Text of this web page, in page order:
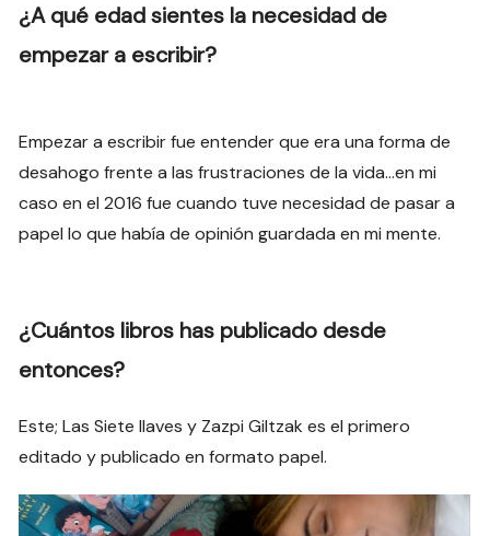
¿A qué edad sientes la necesidad de
empezar a escribir?
Empezar a escribir fue entender que era una forma de
desahogo frente a las frustraciones de la vida…en mi
caso en el 2016 fue cuando tuve necesidad de pasar a
papel lo que había de opinión guardada en mi mente.
¿Cuántos libros has publicado desde
entonces?
Este; Las Siete llaves y Zazpi Giltzak es el primero
editado y publicado en formato papel.